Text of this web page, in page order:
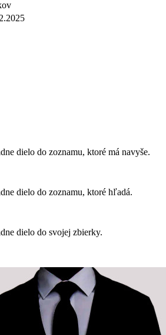
dielo do zoznamu, ktoré má navyše.
dielo do zoznamu, ktoré hľadá.
dielo do svojej zbierky.